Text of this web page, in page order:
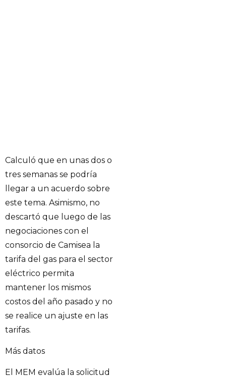
Calculó que en unas dos o
tres semanas se podría
llegar a un acuerdo sobre
este tema. Asimismo, no
descartó que luego de las
negociaciones con el
consorcio de Camisea la
tarifa del gas para el sector
eléctrico permita
mantener los mismos
costos del año pasado y no
se realice un ajuste en las
tarifas.
Más datos
El MEM evalúa la solicitud